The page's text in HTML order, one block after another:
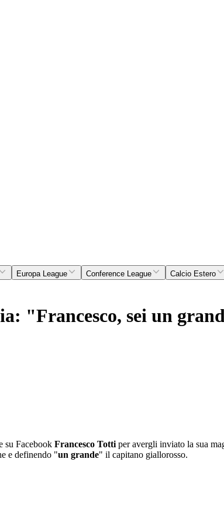
Europa League Conference League Calcio Estero
"Francesco, sei un
su Facebook Francesco Totti per avergli inviato la sua
e definendo "un grande" il capitano giallorosso.